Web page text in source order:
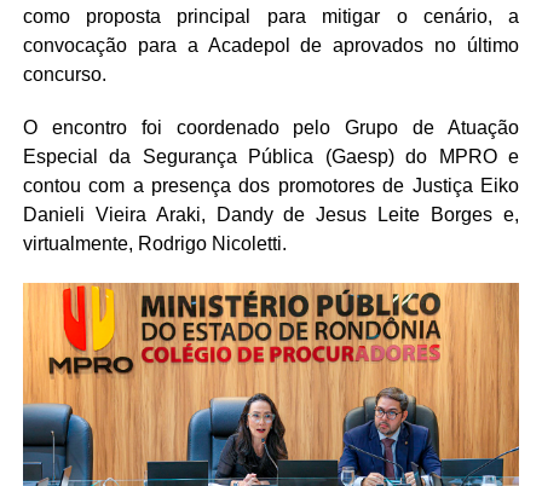
como proposta principal para mitigar o cenário, a
convocação para a Acadepol de aprovados no último
concurso.
O encontro foi coordenado pelo Grupo de Atuação
Especial da Segurança Pública (Gaesp) do MPRO e
contou com a presença dos promotores de Justiça Eiko
Danieli Vieira Araki, Dandy de Jesus Leite Borges e,
virtualmente, Rodrigo Nicoletti.